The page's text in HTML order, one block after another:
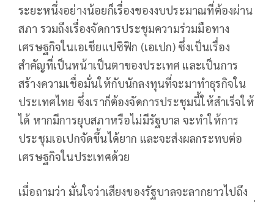
ระยะหนึ่งอย่างน้อยก็เรื่องของงบประมาณที่ต้องผ่าน
สภา รวมถึงเรื่องจัดการประชุมความร่วมมือทาง
เศรษฐกิจในเอเชียแปซิฟิก (เอเปก) ซึ่งเป็นเรื่อง
สำคัญที่เป็นหน้าเป็นตาของประเทศ และเป็นการ
สร้างความเชื่อมั่นให้กับนักลงทุนที่จะมาทำธุรกิจใน
ประเทศไทย ซึ่งเราก็ต้องจัดการประชุมนี้ให้สำเร็จให้
ได้ หากมีการยุบสภาหรือไม่มีรัฐบาล จะทำให้การ
ประชุมเอเปกจัดขึ้นได้ยาก และจะส่งผลกระทบต่อ
เศรษฐกิจในประเทศด้วย
เมื่อถามว่า มั่นใจว่าเสียงของรัฐบาลจะลากยาวไปถึง